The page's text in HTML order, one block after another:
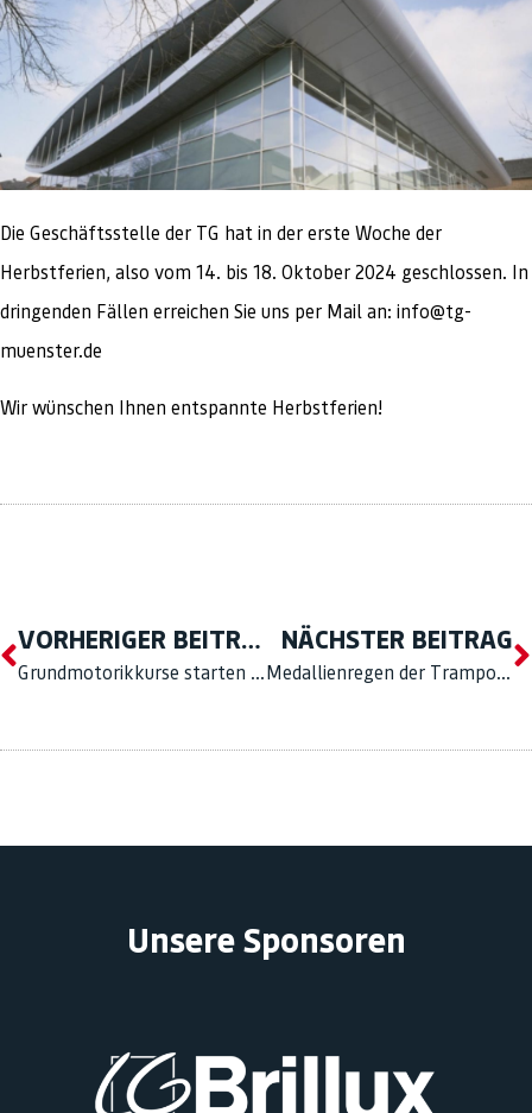
Die Geschäftsstelle der TG hat in der erste Woche der
Herbstferien, also vom 14. bis 18. Oktober 2024 geschlossen. In
dringenden Fällen erreichen Sie uns per Mail an: info@tg-
muenster.de
Wir wünschen Ihnen entspannte Herbstferien!
VORHERIGER BEITRAG
Grundmotorikkurse starten wieder!
NÄCHSTER BEITRAG
Medallienregen der Trampoliner bei Deutschen Meisterschaften in Dessau
Unsere Sponsoren